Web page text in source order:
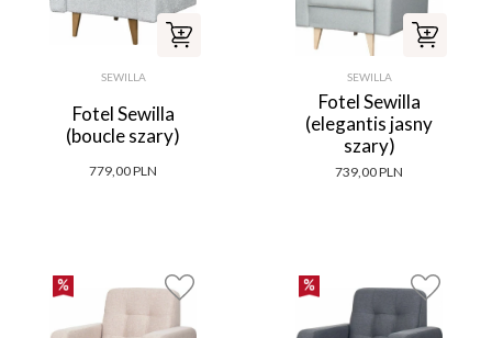
SEWILLA
Fotel Sewilla
(boucle szary)
779,00 PLN
SEWILLA
Fotel Sewilla
(elegantis jasny
szary)
739,00 PLN